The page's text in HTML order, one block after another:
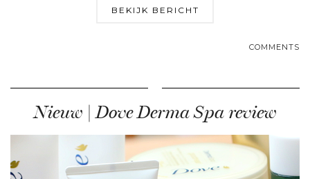
BEKIJK BERICHT
COMMENTS
Nieuw | Dove Derma Spa review